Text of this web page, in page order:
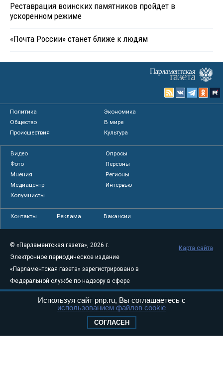
Реставрация воинских памятников пройдет в
ускоренном режиме
«Почта России» станет ближе к людям
Политика
Экономика
Общество
В мире
Происшествия
Культура
Видео
Опросы
Фото
Персоны
Мнения
Регионы
Медиацентр
Интервью
Колумнисты
Контакты Реклама Вакансии
© «Парламентская газета», 2026 г.
Электронное периодическое издание
«Парламентская газета» зарегистрировано в
Федеральной службе по надзору в сфере
связи, информационных технологий и
массовых коммуникаций (Роскомнадзор) 05
Свидетельство о регистрации Эл № ФС77-
Карта сайта
Используя сайт pnp.ru, Вы соглашаетесь с
использованием файлов cookie
СОГЛАСЕН